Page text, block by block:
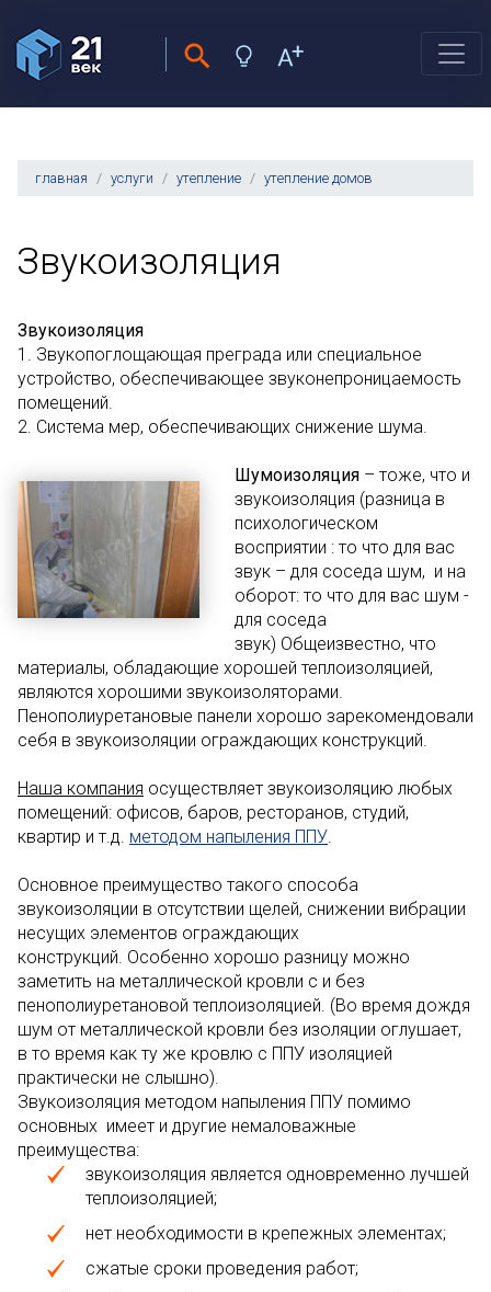
главная услуги утепление утепление домов
Звукоизоляция
Звукоизоляция
1. Звукопоглощающая преграда или специальное
устройство, обеспечивающее звуконепроницаемость
помещений.
2. Система мер, обеспечивающих снижение шума.
Шумоизоляция – тоже, что и
звукоизоляция (разница в
психологическом
восприятии : то что для вас
звук – для соседа шум, и на
оборот: то что для вас шум -
для соседа
звук) Общеизвестно, что
материалы, обладающие хорошей теплоизоляцией,
являются хорошими звукоизоляторами.
Пенополиуретановые панели хорошо зарекомендовали
себя в звукоизоляции ограждающих конструкций.
Наша компания осуществляет звукоизоляцию любых
помещений: офисов, баров, ресторанов, студий,
квартир и т.д. методом напыления ППУ.
Основное преимущество такого способа
звукоизоляции в отсутствии щелей, снижении вибрации
несущих элементов ограждающих
конструкций. Особенно хорошо разницу можно
заметить на металлической кровли с и без
пенополиуретановой теплоизоляцией. (Во время дождя
шум от металлической кровли без изоляции оглушает,
в то время как ту же кровлю с ППУ изоляцией
практически не слышно).
Звукоизоляция методом напыления ППУ помимо
основных имеет и другие немаловажные
преимущества:
звукоизоляция является одновременно лучшей
теплоизоляцией;
нет необходимости в крепежных элементах;
сжатые сроки проведения работ;